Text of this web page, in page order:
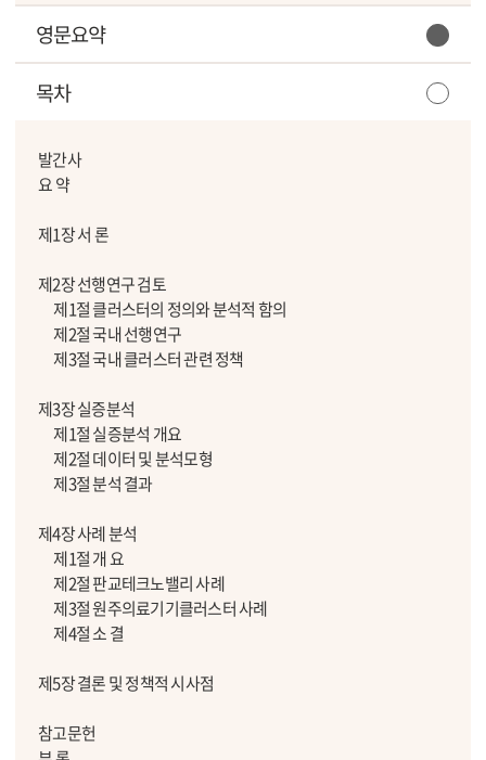
영문요약
목차
발간사
요 약
제1장 서 론
제2장 선행연구 검토
제1절 클러스터의 정의와 분석적 함의
제2절 국내 선행연구
제3절 국내 클러스터 관련 정책
제3장 실증분석
제1절 실증분석 개요
제2절 데이터 및 분석모형
제3절 분석 결과
제4장 사례 분석
제1절 개 요
제2절 판교테크노밸리 사례
제3절 원주의료기기클러스터 사례
제4절 소 결
제5장 결론 및 정책적 시사점
참고문헌